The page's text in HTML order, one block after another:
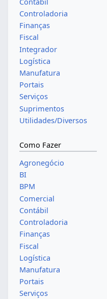
Controladoria
Finanças
Fiscal
Integrador
Logística
Manufatura
Portais
Serviços
Suprimentos
Utilidades/Diversos
Como Fazer
Agronegócio
BI
BPM
Comercial
Contábil
Controladoria
Finanças
Fiscal
Logística
Manufatura
Portais
Serviços